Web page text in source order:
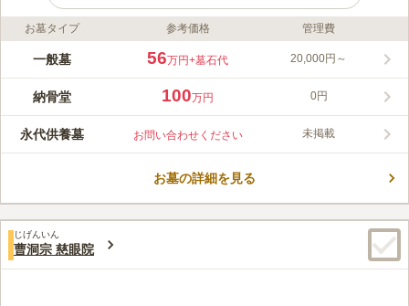
ライフドット編集部のコメント
東京メトロ半蔵門線・銀座線・都営大江戸線「青山一丁目駅」、
ロ千代田線「乃木坂駅」5番出口から徒歩約7分と3駅から徒歩で
行ける、アクセス抜群な曹洞宗 玉窓寺です。園内は、陽当りも
スーペリアモニュメント（夫婦墓）があり、ニーズに合わせてお
選び頂けます。
閑静な住宅地でおしゃれな店が多くて行った時にショピイングが
楽しめて楽しいので家族と一緒に行っても楽しい
口コミの続きを読む
お墓タイプ 参考価格 管理費
一般墓 56万円+墓石代 20,000円～
納骨堂 100万円 0円
永代供養墓 お問い合わせください 未掲載
お墓の詳細を見る
じげんいん
曹洞宗 慈眼院